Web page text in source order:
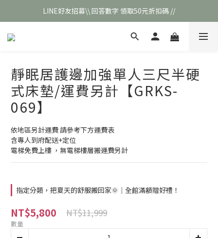
\\新會員註冊// 贈100元購物金❣️
LINE好友招募\\ 回答數字 領取50元折扣碼 //
\\新會員註冊// 贈100元購物金❣️
靜眠居護邊加強單人三尺半硬
式床墊/運費另計【GRKS-
069】
依地區另計運費 請參考下方運費表
含專人到府配送+定位
電梯免費上樓 ，無電梯樓層搬運費另計
指定分類，把夏天的舒服搬回家🌞｜全館滿額贈好禮！
NT$5,800 NT$11,999
數量